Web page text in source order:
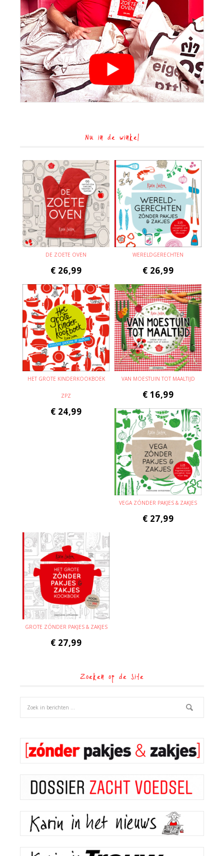
Nu in de winkel
DE ZOETE OVEN
€ 26,99
WERELDGERECHTEN
€ 26,99
HET GROTE KINDERKOOKBOEK
ZPZ
€ 24,99
VAN MOESTUIN TOT MAALTIJD
€ 16,99
VEGA ZÓNDER PAKJES & ZAKJES
€ 27,99
GROTE ZÓNDER PAKJES & ZAKJES
€ 27,99
Zoeken op de site